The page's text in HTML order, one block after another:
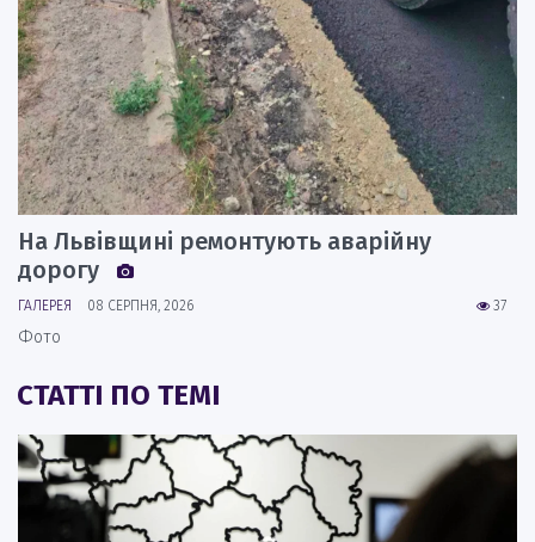
На Львівщині ремонтують аварійну
дорогу
37
ГАЛЕРЕЯ 08 СЕРПНЯ, 2026
Фото
СТАТТІ ПО ТЕМІ